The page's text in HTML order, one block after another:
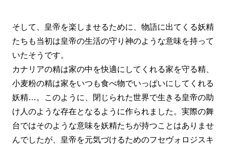
そして、皇帝を楽しませるために、物語に出てくる妖精
たちも当初は皇帝の生活の守り神のような意味を持って
いたそうです。
カナリアの精は家の中を快適にしてくれる家を守る精、
小麦粉の精は家をいつも食べ物でいっぱいにしてくれる
妖精…。
このように、閉じられた世界で生きる皇帝の助
け人のような存在となるように作られました。実際の舞
台ではそのような意味を妖精たちが持つことはありませ
んでしたが、皇帝を元気づけるためのフセヴォロジスキ